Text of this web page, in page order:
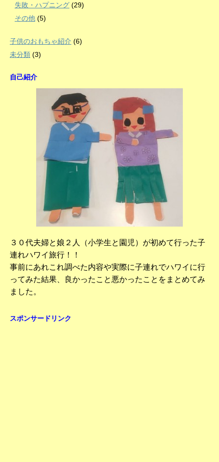
失敗・ハプニング (29)
その他 (5)
子供のおもちゃ紹介 (6)
未分類 (3)
自己紹介
３０代夫婦と娘２人（小学生と園児）が初めて行った子
連れハワイ旅行！！
事前にあれこれ調べた内容や実際に子連れでハワイに行
ってみた結果、良かったこと悪かったことをまとめてみ
ました。
スポンサードリンク